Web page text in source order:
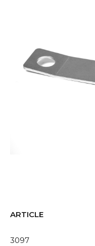
ARTICLE
3097